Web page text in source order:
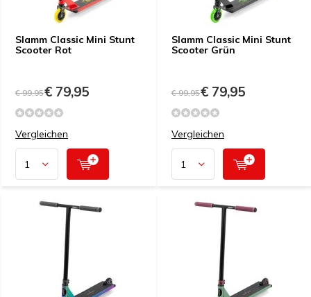
Slamm Classic Mini Stunt
Scooter Rot
€ 99,95€ 79,95
Vergleichen
Slamm Classic Mini Stunt
Scooter Grün
€ 99,95€ 79,95
Vergleichen